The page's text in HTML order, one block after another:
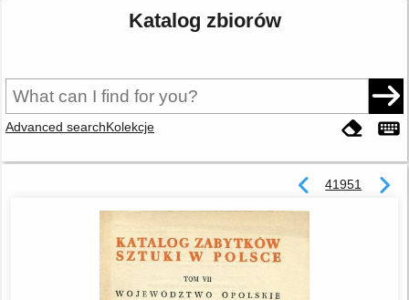
Katalog zbiorów
Advanced searchKolekcje
41951